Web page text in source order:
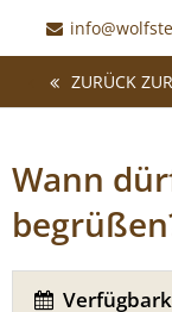
ZURÜCK
Wann